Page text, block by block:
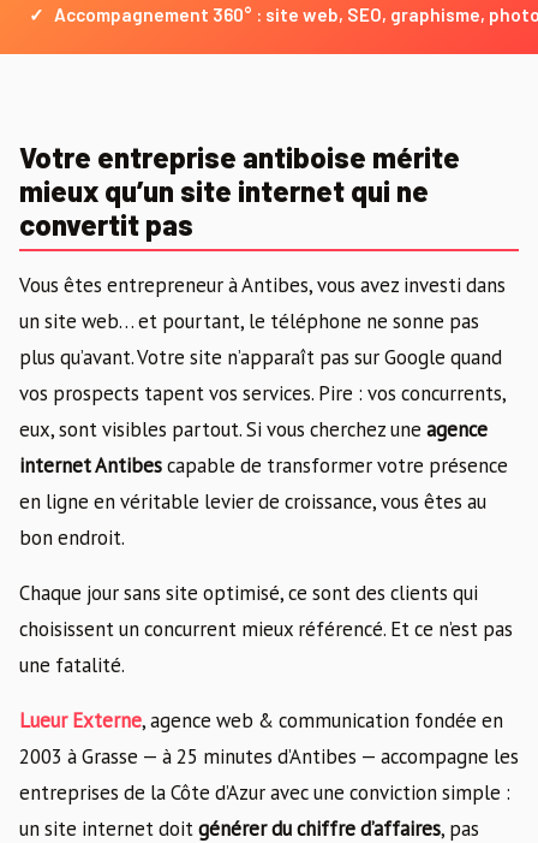
✓ Accompagnement 360° : site web, SEO, graphisme,
Votre entreprise antiboise mérite
mieux qu’un site internet qui ne
convertit pas
Vous êtes entrepreneur à Antibes, vous avez investi dans
un site web… et pourtant, le téléphone ne sonne pas
plus qu’avant. Votre site n’apparaît pas sur Google quand
vos prospects tapent vos services. Pire : vos concurrents,
eux, sont visibles partout. Si vous cherchez une agence
internet Antibescapable de transformer votre présence
en ligne en véritable levier de croissance, vous êtes au
bon endroit.
Chaque jour sans site optimisé, ce sont des clients qui
choisissent un concurrent mieux référencé. Et ce n’est pas
une fatalité.
Lueur Externe, agence web & communication fondée en
2003 à Grasse — à 25 minutes d’Antibes — accompagne les
entreprises de la Côte d’Azur avec une conviction simple :
un site internet doitgénérer du chiffre d’affaires, pas